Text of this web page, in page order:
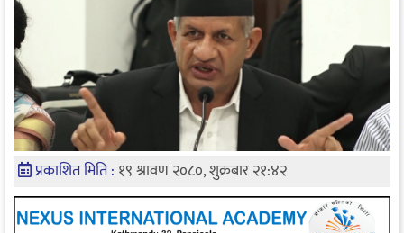
प्रकाशित मिति : १९ श्रावण २०८०, शुक्रबार २१:४२